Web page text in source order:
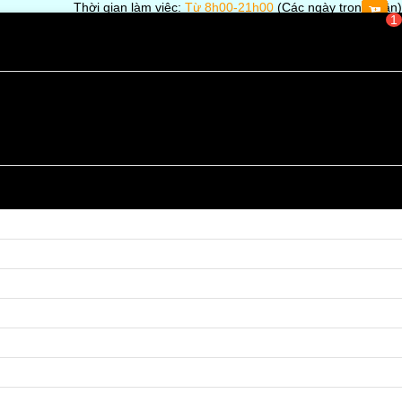
Thời gian làm việc: Từ 8h00-21h00 (Các ngày trong tuần)
1